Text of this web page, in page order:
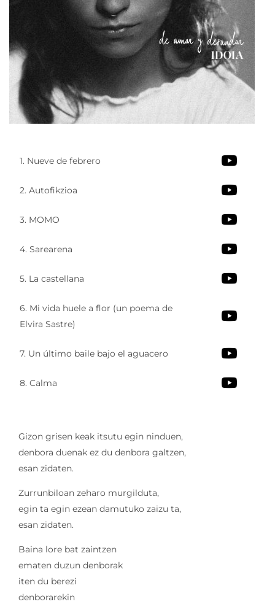
1. Nueve de febrero
2. Autofikzioa
3. MOMO
4. Sarearena
5. La castellana
6. Mi vida huele a flor (un poema de
Elvira Sastre)
7. Un último baile bajo el aguacero
8. Calma
Gizon grisen keak itsutu egin ninduen,
denbora duenak ez du denbora galtzen,
esan zidaten.
Zurrunbiloan zeharo murgilduta,
egin ta egin ezean damutuko zaizu ta,
esan zidaten.
Baina lore bat zaintzen
ematen duzun denborak
iten du berezi
denborarekin